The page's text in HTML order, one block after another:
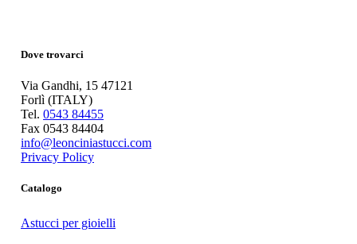
Dove trovarci
Via Gandhi, 15 47121
Forlì (ITALY)
Tel. 0543 84455
Fax 0543 84404
info@leonciniastucci.com
Privacy Policy
Catalogo
Astucci per gioielli